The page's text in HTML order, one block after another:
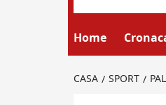
Home
CASA SPORT